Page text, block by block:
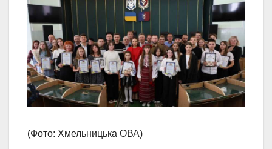
(Фото: Хмельницька ОВА)